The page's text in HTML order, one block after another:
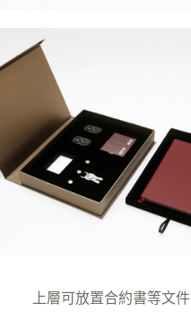
上層可放置合約書等文件